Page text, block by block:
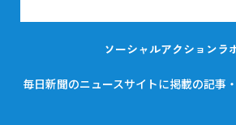
ソーシャルアクションラ
毎日新聞のニュースサイトに掲載の記事